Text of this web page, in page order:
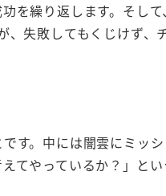
を繰り返します。そして
、失敗してもくじけず、
す。中には闇雲にミッ
てやっているか？」とい